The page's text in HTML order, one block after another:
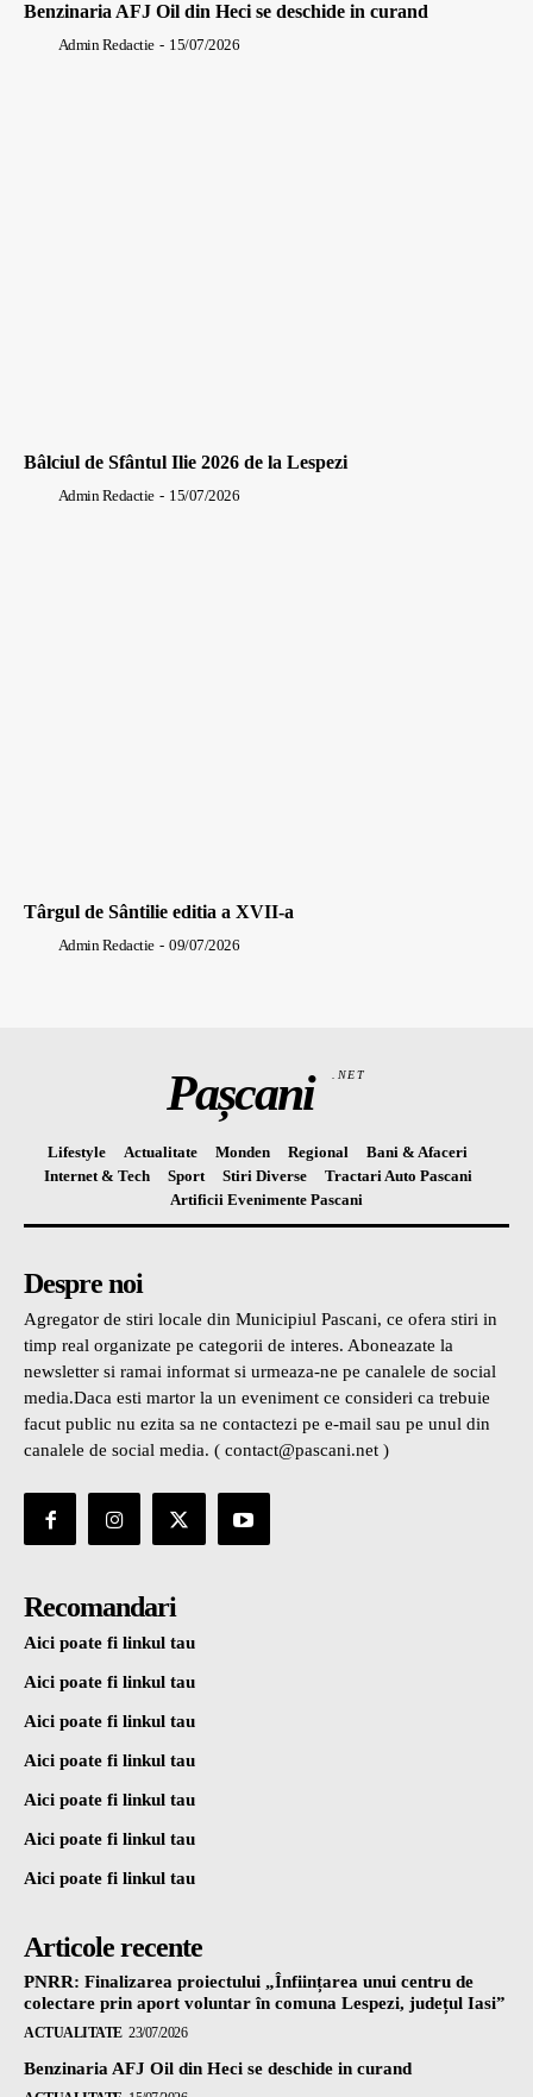
Benzinaria AFJ Oil din Heci se deschide in curand
Admin Redactie - 15/07/2026
Bâlciul de Sfântul Ilie 2026 de la Lespezi
Admin Redactie - 15/07/2026
Târgul de Sântilie editia a XVII-a
Admin Redactie - 09/07/2026
Pașcani .NET
Lifestyle Actualitate Monden Regional
Bani & Afaceri
Internet & Tech
Sport Stiri Diverse
Tractari Auto Pascani
Artificii Evenimente Pascani
Despre noi
Agregator de stiri locale din Municipiul Pascani, ce ofera stiri in
timp real organizate pe categorii de interes. Aboneazate la
newsletter si ramai informat si urmeaza-ne pe canalele de social
media.Daca esti martor la un eveniment ce consideri ca trebuie
facut public nu ezita sa ne contactezi pe e-mail sau pe unul din
canalele de social media. ( contact@pascani.net )
Recomandari
Aici poate fi linkul tau
Aici poate fi linkul tau
Aici poate fi linkul tau
Aici poate fi linkul tau
Aici poate fi linkul tau
Aici poate fi linkul tau
Aici poate fi linkul tau
Articole recente
PNRR: Finalizarea proiectului „Înființarea unui centru de
colectare prin aport voluntar în comuna Lespezi, județul Iasi”
ACTUALITATE 23/07/2026
Benzinaria AFJ Oil din Heci se deschide in curand